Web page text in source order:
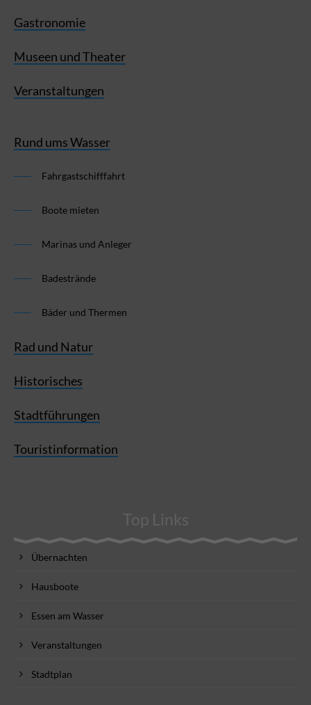
Gastronomie
Museen und Theater
Veranstaltungen
Rund ums Wasser
Fahrgastschifffahrt
Boote mieten
Marinas und Anleger
Badestrände
Bäder und Thermen
Rad und Natur
Historisches
Stadtführungen
Touristinformation
Top Links
Übernachten
Hausboote
Essen am Wasser
Veranstaltungen
Stadtplan